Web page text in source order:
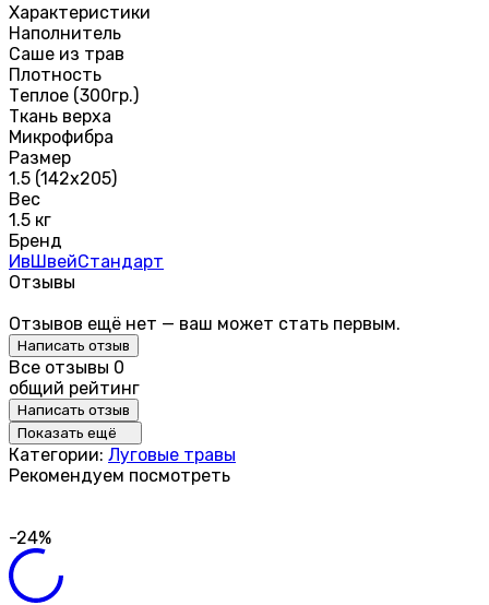
Характеристики
Наполнитель
Саше из трав
Плотность
Теплое (300гр.)
Ткань верха
Микрофибра
Размер
1.5 (142х205)
Вес
1.5 кг
Бренд
ИвШвейСтандарт
Отзывы
Отзывов ещё нет — ваш может стать первым.
Написать отзыв
Все отзывы 0
общий рейтинг
Написать отзыв
Показать ещё
Категории: Луговые травы
Рекомендуем посмотреть
-24%